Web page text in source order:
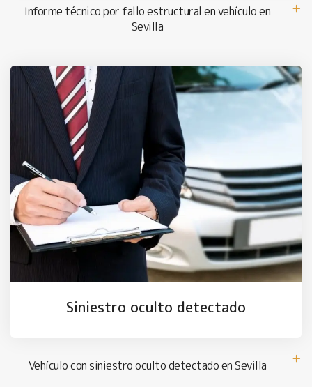
Informe técnico por fallo estructural en vehículo en
Sevilla
Siniestro oculto detectado
Vehículo con siniestro oculto detectado en Sevilla